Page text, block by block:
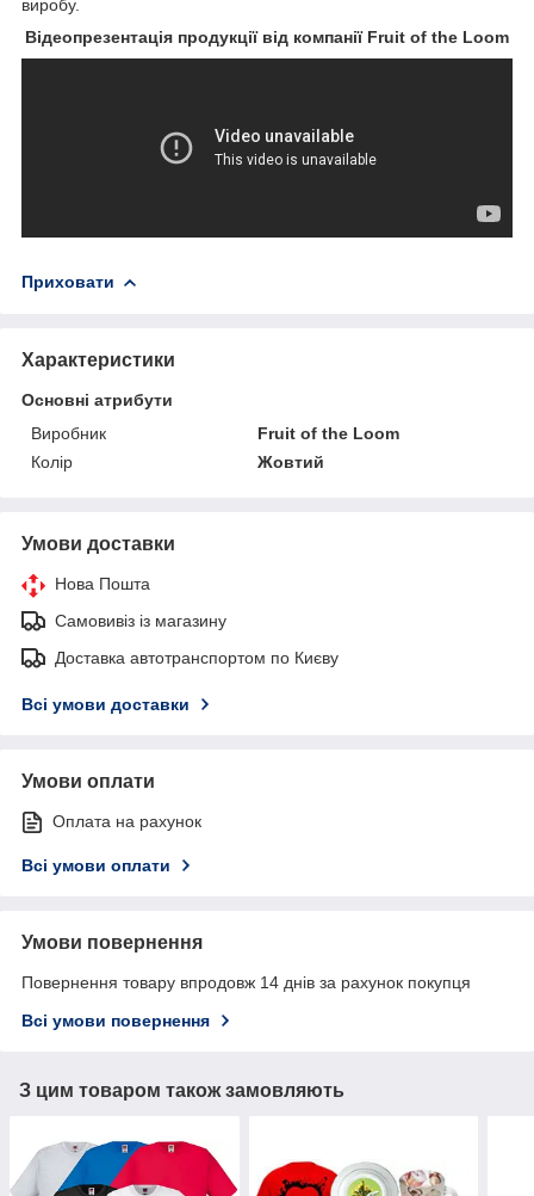
виробу.
Відеопрезентація продукції від компанії Fruit of the Loom
Приховати
Характеристики
Основні атрибути
Виробник
Fruit of the Loom
Колір
Жовтий
Умови доставки
Нова Пошта
Самовивіз із магазину
Доставка автотранспортом по Києву
Всі умови доставки
Умови оплати
Оплата на рахунок
Всі умови оплати
Умови повернення
Повернення товару впродовж 14 днів за рахунок покупця
Всі умови повернення
З цим товаром також замовляють